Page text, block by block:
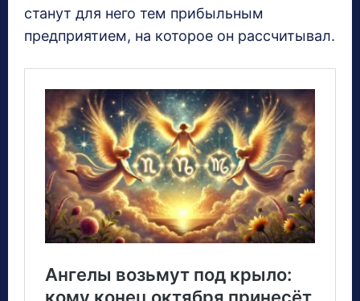
станут для него тем прибыльным
предприятием, на которое он рассчитывал.